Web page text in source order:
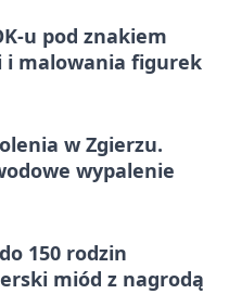
u pod znakiem
i malowania figurek
w Zgierzu.
wypalenie
150 rodzin
miód z nagrodą